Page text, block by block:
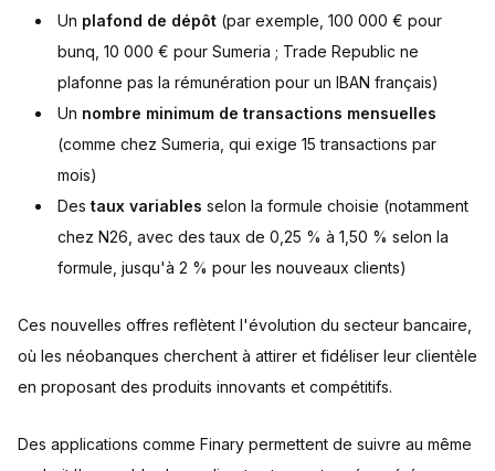
Un plafond de dépôt (par exemple, 100 000 € pour
bunq, 10 000 € pour Sumeria ; Trade Republic ne
plafonne pas la rémunération pour un IBAN français)
Un nombre minimum de transactions mensuelles
(comme chez Sumeria, qui exige 15 transactions par
mois)
Des taux variables selon la formule choisie (notamment
chez N26, avec des taux de 0,25 % à 1,50 % selon la
formule, jusqu'à 2 % pour les nouveaux clients)
Ces nouvelles offres reflètent l'évolution du secteur bancaire,
où les néobanques cherchent à attirer et fidéliser leur clientèle
en proposant des produits innovants et compétitifs.
Des applications comme Finary permettent de suivre au même